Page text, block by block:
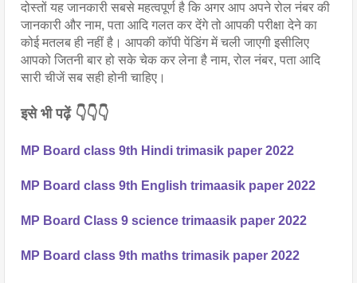
दोस्तों यह जानकारी सबसे महत्वपूर्ण है कि अगर आप अपने रोल नंबर की
जानकारी और नाम, पता आदि गलत कर देंगे तो आपकी परीक्षा देने का
कोई मतलब ही नहीं है। आपकी कॉपी पेंडिंग में चली जाएगी इसीलिए
आपको जितनी बार हो सके चेक कर लेना है नाम, रोल नंबर, पता आदि
सारी चीजें सब सही होनी चाहिए।
इसे भी पढ़ें 👇👇👇
MP Board class 9th Hindi trimasik paper 2022
MP Board class 9th English trimaasik paper 2022
MP Board Class 9 science trimaasik paper 2022
MP Board class 9th maths trimasik paper 2022